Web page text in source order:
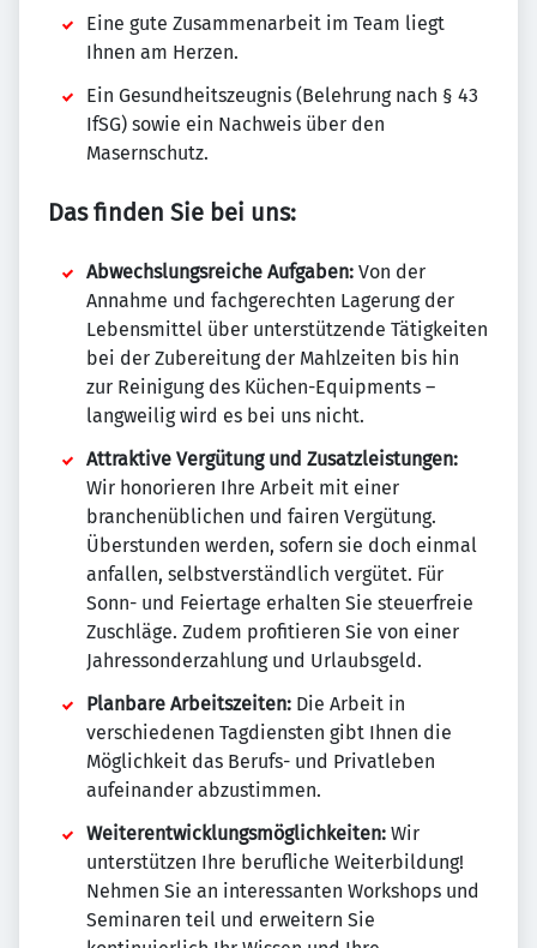
Eine gute Zusammenarbeit im Team liegt
Ihnen am Herzen.
Ein Gesundheitszeugnis (Belehrung nach § 43
IfSG) sowie ein Nachweis über den
Masernschutz.
Das finden Sie bei uns:
Abwechslungsreiche Aufgaben: Von der
Annahme und fachgerechten Lagerung der
Lebensmittel über unterstützende Tätigkeiten
bei der Zubereitung der Mahlzeiten bis hin
zur Reinigung des Küchen-Equipments –
langweilig wird es bei uns nicht.
Attraktive Vergütung und Zusatzleistungen:
Wir honorieren Ihre Arbeit mit einer
branchenüblichen und fairen Vergütung.
Überstunden werden, sofern sie doch einmal
anfallen, selbstverständlich vergütet. Für
Sonn- und Feiertage erhalten Sie steuerfreie
Zuschläge. Zudem profitieren Sie von einer
Jahressonderzahlung und Urlaubsgeld.
Planbare Arbeitszeiten: Die Arbeit in
verschiedenen Tagdiensten gibt Ihnen die
Möglichkeit das Berufs- und Privatleben
aufeinander abzustimmen.
Weiterentwicklungsmöglichkeiten: Wir
unterstützen Ihre berufliche Weiterbildung!
Nehmen Sie an interessanten Workshops und
Seminaren teil und erweitern Sie